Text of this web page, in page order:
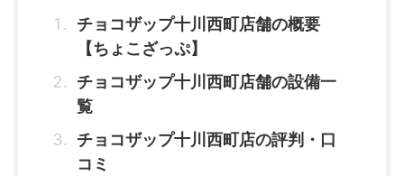
チョコザップ十川西町店舗の概要
【ちょこざっぷ】
チョコザップ十川西町店舗の設備一
覧
チョコザップ十川西町店の評判・口
コミ